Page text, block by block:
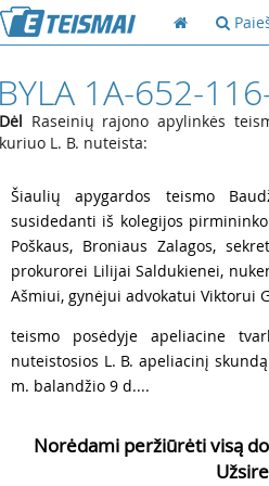
BYLA 1A-652-
Dėl Raseinių rajono apylinkės
kuriuo L. B. nuteista:
Šiaulių apygardos teismo
susidedanti iš kolegijos
Poškaus, Broniaus Zalagos,
prokurorei Lilijai Saldukienei,
Ašmiui, gynėjui advokatui Viktorui
teismo posėdyje apeliacine
nuteistosios L. B. apeliacinį
m. balandžio 9 d....
Norėdami peržiūrėti visą